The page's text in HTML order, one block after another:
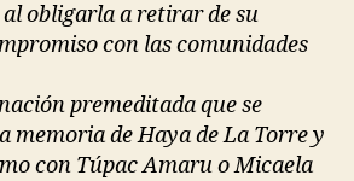
obligarla a retirar de su
con las comunidades
premeditada que se
memoria de Haya de La Torre y
con Túpac Amaru o Micaela